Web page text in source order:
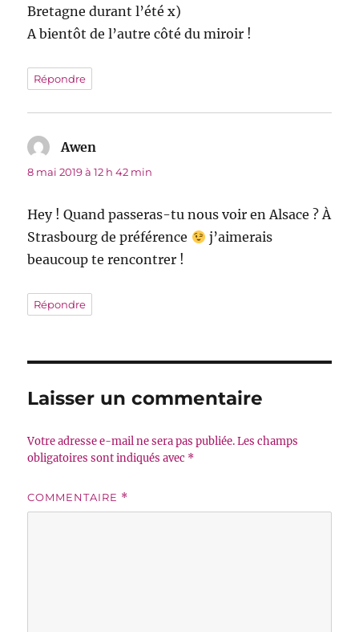
Bretagne durant l’été x)
A bientôt de l’autre côté du miroir !
Répondre
Awen
8 mai 2019 à 12 h 42 min
Hey ! Quand passeras-tu nous voir en Alsace ? À
Strasbourg de préférence
j’aimerais
beaucoup te rencontrer !
Répondre
Laisser un commentaire
Votre adresse e-mail ne sera pas publiée. Les champs
obligatoires sont indiqués avec *
COMMENTAIRE *